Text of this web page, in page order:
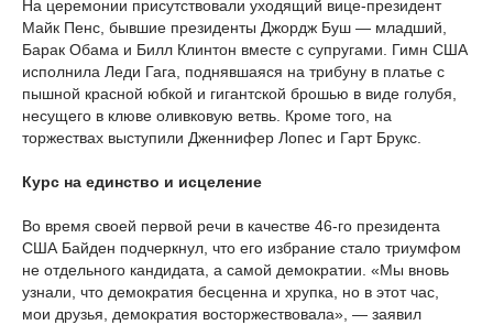
На церемонии присутствовали уходящий вице-президент
Майк Пенс, бывшие президенты Джордж Буш — младший,
Барак Обама и Билл Клинтон вместе с супругами. Гимн США
исполнила Леди Гага, поднявшаяся на трибуну в платье с
пышной красной юбкой и гигантской брошью в виде голубя,
несущего в клюве оливковую ветвь. Кроме того, на
торжествах выступили Дженнифер Лопес и Гарт Брукс.
Курс на единство и исцеление
Во время своей первой речи в качестве 46-го президента
США Байден подчеркнул, что его избрание стало триумфом
не отдельного кандидата, а самой демократии. «Мы вновь
узнали, что демократия бесценна и хрупка, но в этот час,
мои друзья, демократия восторжествовала», — заявил